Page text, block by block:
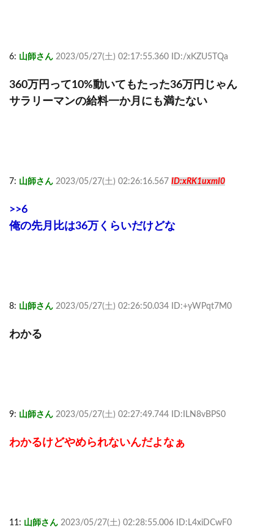
6: 山師さん 2023/05/27(土) 02:17:55.360 ID:/xKZU5TQa
360万円って10%動いてもたった36万円じゃん
サラリーマンの給料一か月にも満たない
7: 山師さん 2023/05/27(土) 02:26:16.567 ID:xRK1uxmI0
>>6
俺の先月比は36万くらいだけどな
8: 山師さん 2023/05/27(土) 02:26:50.034 ID:+yWPqt7M0
わかる
9: 山師さん 2023/05/27(土) 02:27:49.744 ID:ILN8vBPS0
わかるけどやめられないんだよなぁ
11: 山師さん 2023/05/27(土) 02:28:55.006 ID:L4xiDCwF0